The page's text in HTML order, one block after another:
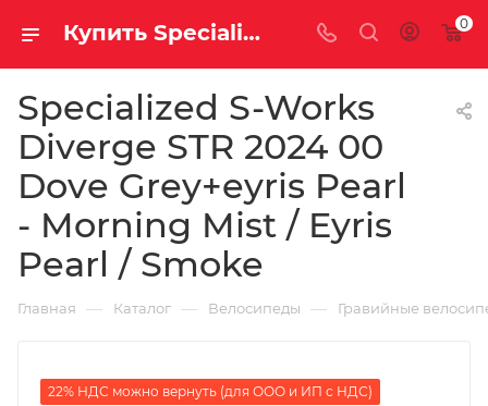
Купить Specialized S-Works Diverge STR 2024 00 Dove Grey+eyris Pearl - Morning Mist / Eyris Pearl / Smoke за рублей, а со скидкой 1 244 100 руб. 0
Specialized S-Works
Diverge STR 2024 00
Dove Grey+eyris Pearl
- Morning Mist / Eyris
Pearl / Smoke
Главная — Каталог — Велосипеды — Гравийные
22% НДС можно вернуть (для ООО и ИП с НДС)